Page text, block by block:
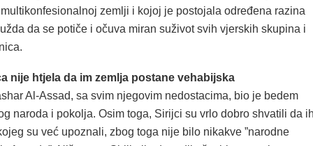
zemlji i kojoj je postojala određena razina
da se potiče i očuva miran suživot svih vjerskih skupina i
nije htjela da im zemlja postane vehabijska
Al-Assad, sa svim njegovim nedostacima, bio je bedem
naroda i pokolja. Osim toga, Sirijci su vrlo dobro shvatili da
su već upoznali, zbog toga nije bilo nikakve ”narodne